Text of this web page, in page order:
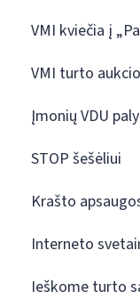
VMI kviečia į
VMI turto
Įmonių VDU
STOP šešėliui
Krašto
Interneto
Ieškome turto